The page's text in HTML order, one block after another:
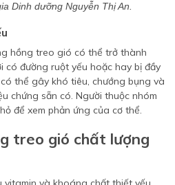
Dinh dưỡng Nguyễn Thị An.
hồng treo gió có thể trở thành
có đường ruột yếu hoặc hay bị đầy
thể gây khó tiêu, chướng bụng và
chứng sẵn có. Người thuộc nhóm
để xem phản ứng của cơ thể.
treo gió chất lượng